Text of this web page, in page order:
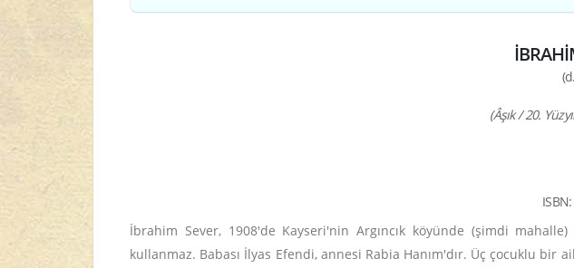
(Âşık / 20.
İbrahim Sever, 1908'de Kayseri'nin Argıncık köyünde (şimdi
kullanmaz. Babası İlyas Efendi, annesi Rabia Hanım'dır. Üç çocuklu